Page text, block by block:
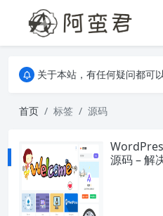
关于本站，有任何疑问都可
关于本站，有任何疑问都可
首页
标签 源码
源码 – 解